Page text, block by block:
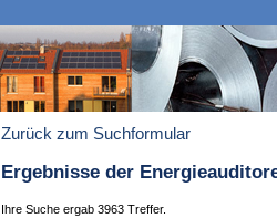
Zurück zum Suchformular
Ergebnisse der
Ihre Suche ergab 3963 Treffer.